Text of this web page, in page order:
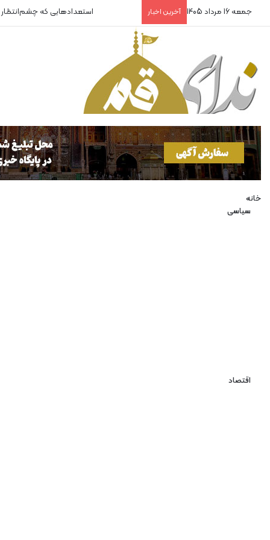
جمعه 16 مرداد 1405 آخرین اخبار استعدادهایی که
خانه
سیاسی
اقتصاد